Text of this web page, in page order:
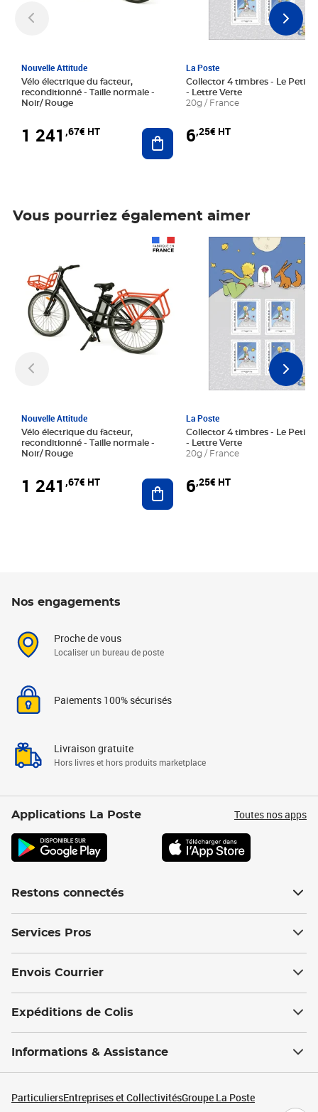
Nouvelle Attitude
Vélo électrique du facteur,
reconditionné - Taille normale -
Noir/ Rouge
1 241 ,67€ HT Ajouter au panier
La Poste
Collector 4 timbres - Le Petit
- Lettre Verte
20g / France
6,25€ HT
Vous pourriez également aimer
Nouvelle Attitude
Vélo électrique du facteur,
reconditionné - Taille normale -
Noir/ Rouge
1 241 ,67€ HT Ajouter au panier
La Poste
Collector 4 timbres - Le Petit
- Lettre Verte
20g / France
6,25€ HT
Prix 6,25€ HT
Nos engagements
Proche de vous
Localiser un bureau de poste
Paiements 100% sécurisés
Livraison gratuite
Hors livres et hors produits marketplace
Applications La Poste Toutes nos apps
Restons connectés
Services Pros
Envois Courrier
Expéditions de Colis
Informations & Assistance
ParticuliersEntreprises et CollectivitésGroupe La Poste